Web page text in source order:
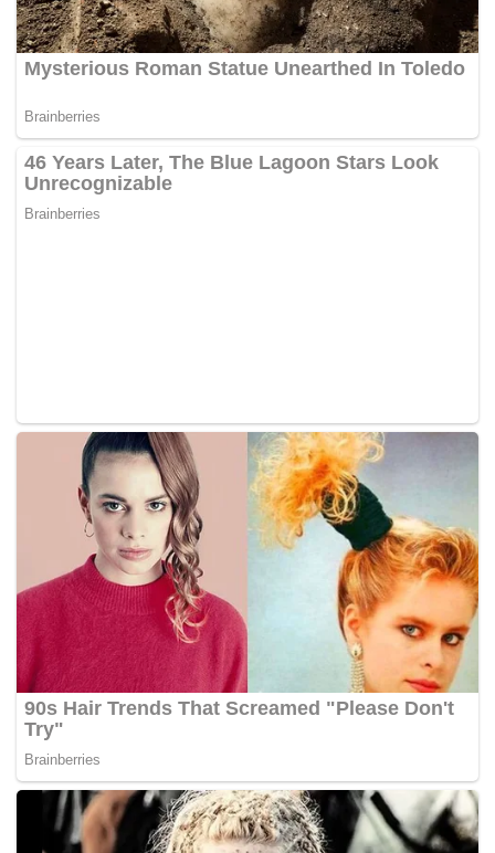
Aidilfitri di perkarangan pejabat agensi itu di sini, hari ini.
Mnteri Besar Perlis, Datuk Seri Azlan Man serta beberapa
Shahrizan berkata ramai usahawan tertutamanya yang me
nggunakan trak makanan untuk berniag
tidak mengetahui mengenai dana tersebut.
Fama akan diberi latihan termasuk mengikuti usahawana
yang berjaya,” kata Shahrizan dan
menambah mereka yang
berminat boleh memohon dengan menghubungi talian 04-
9761513.” – BERNAMA